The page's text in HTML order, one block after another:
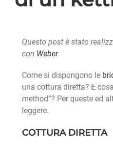
Questo post è stato
con Weber.
Come si dispongono le
una cottura diretta? E
method”? Per queste ed
leggere.
COTTURA DIRETTA